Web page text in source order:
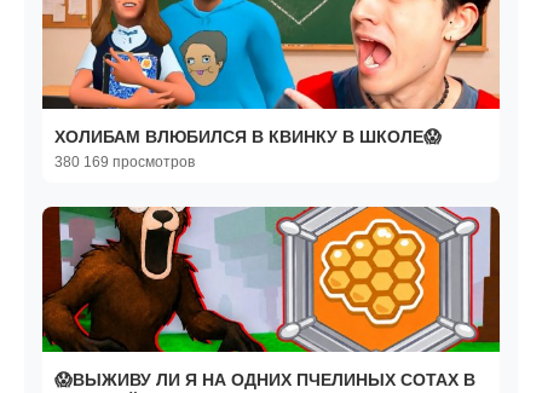
ХОЛИБАМ ВЛЮБИЛСЯ В КВИНКУ В ШКОЛЕ😱
380 169 просмотров
😱ВЫЖИВУ ЛИ Я НА ОДНИХ ПЧЕЛИНЫХ СОТАХ В